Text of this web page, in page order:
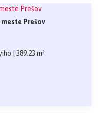
Prešov
| 389.23 m²